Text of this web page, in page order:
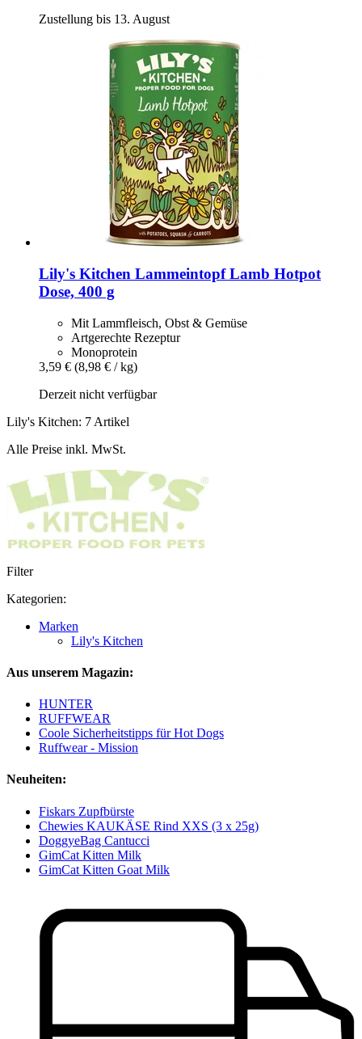
Zustellung bis 13. August
Lily's Kitchen Lammeintopf Lamb Hotpot
Dose, 400 g
Mit Lammfleisch, Obst & Gemüse
Artgerechte Rezeptur
Monoprotein
3,59 € (8,98 € / kg)
Derzeit nicht verfügbar
Lily's Kitchen: 7 Artikel
Alle Preise inkl. MwSt.
Filter
Kategorien:
Marken
Lily's Kitchen
Aus unserem Magazin:
HUNTER
RUFFWEAR
Coole Sicherheitstipps für Hot Dogs
Ruffwear - Mission
Neuheiten:
Fiskars Zupfbürste
Chewies KAUKÄSE Rind XXS (3 x 25g)
DoggyeBag Cantucci
GimCat Kitten Milk
GimCat Kitten Goat Milk